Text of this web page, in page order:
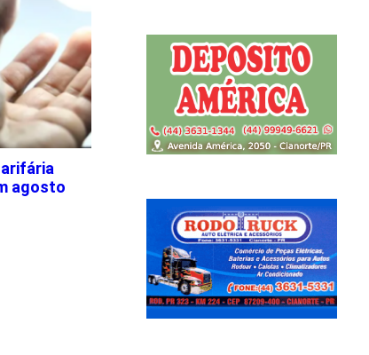
agosto